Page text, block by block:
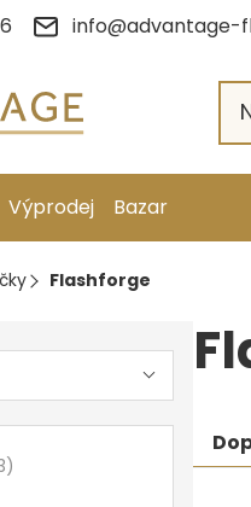
info@advantage-
Výprodej Bazar
Flashforge